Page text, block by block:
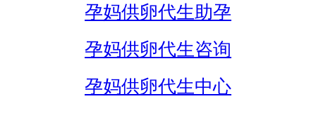
孕妈供卵代生助孕
孕妈供卵代生咨询
孕妈供卵代生中心